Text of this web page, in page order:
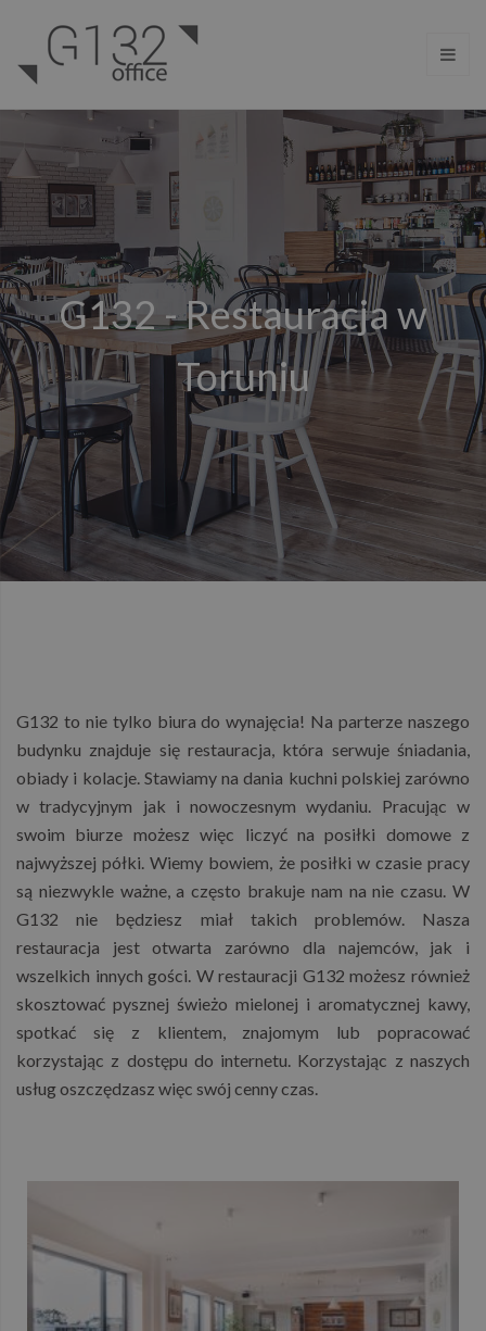
G132 - Restauracja w
Toruniu
G132 to nie tylko biura do wynajęcia! Na parterze naszego
budynku znajduje się restauracja, która serwuje śniadania,
obiady i kolacje. Stawiamy na dania kuchni polskiej zarówno
w tradycyjnym jak i nowoczesnym wydaniu. Pracując w
swoim biurze możesz więc liczyć na posiłki domowe z
najwyższej półki. Wiemy bowiem, że posiłki w czasie pracy
są niezwykle ważne, a często brakuje nam na nie czasu. W
G132 nie będziesz miał takich problemów. Nasza
restauracja jest otwarta zarówno dla najemców, jak i
wszelkich innych gości. W restauracji G132 możesz również
skosztować pysznej świeżo mielonej i aromatycznej kawy,
spotkać się z klientem, znajomym lub popracować
korzystając z dostępu do internetu. Korzystając z naszych
usług oszczędzasz więc swój cenny czas.